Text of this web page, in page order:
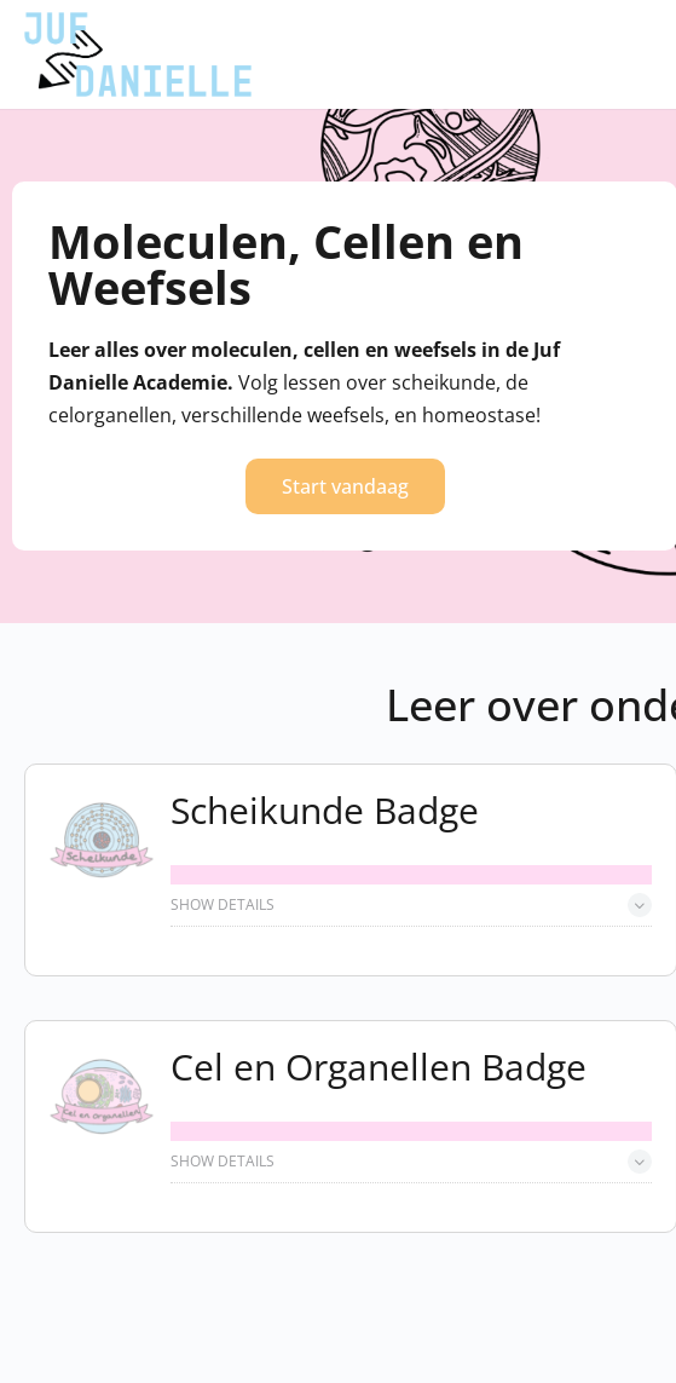
Moleculen, Cellen en
Weefsels
Leer alles over moleculen, cellen en weefsels in de Juf
Danielle Academie. Volg lessen over scheikunde, de
celorganellen, verschillende weefsels, en homeostase!
Start vandaag
Leer over
Scheikunde Badge
SHOW DETAILS
Cel en Organellen Badge
SHOW DETAILS